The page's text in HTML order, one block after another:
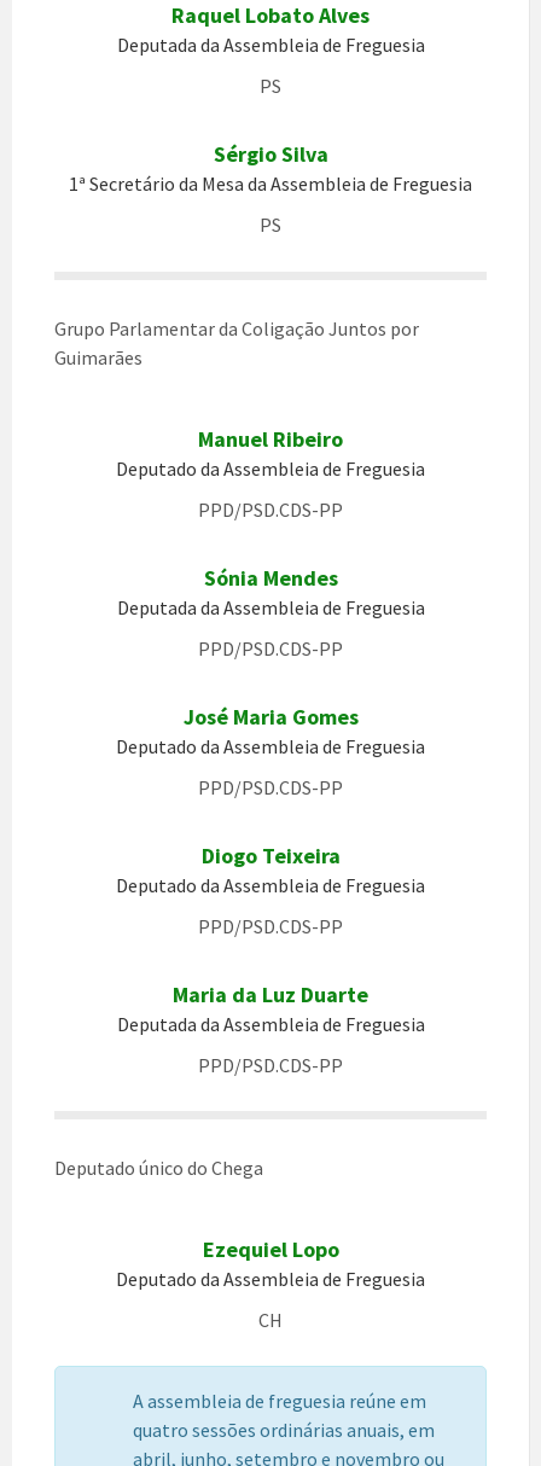
Raquel Lobato Alves
Deputada da Assembleia de Freguesia
PS
Sérgio Silva
1ª Secretário da Mesa da Assembleia de Freguesia
PS
Grupo Parlamentar da Coligação Juntos por
Guimarães
Manuel Ribeiro
Deputado da Assembleia de Freguesia
PPD/PSD.CDS-PP
Sónia Mendes
Deputada da Assembleia de Freguesia
PPD/PSD.CDS-PP
José Maria Gomes
Deputado da Assembleia de Freguesia
PPD/PSD.CDS-PP
Diogo Teixeira
Deputado da Assembleia de Freguesia
PPD/PSD.CDS-PP
Maria da Luz Duarte
Deputada da Assembleia de Freguesia
PPD/PSD.CDS-PP
Deputado único do Chega
Ezequiel Lopo
Deputado da Assembleia de Freguesia
CH
A assembleia de freguesia reúne em
quatro sessões ordinárias anuais, em
abril, junho, setembro e novembro ou